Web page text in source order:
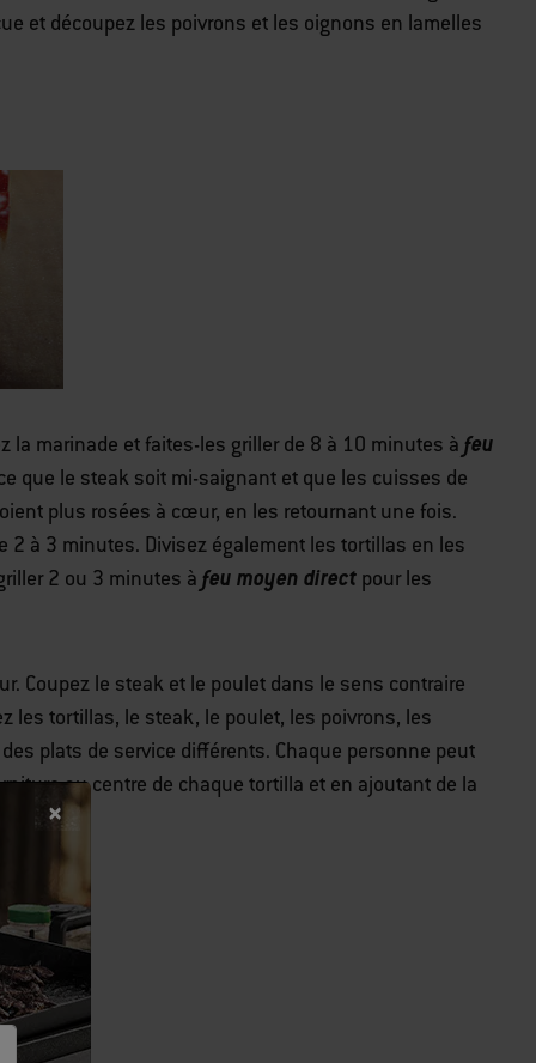
et découpez les poivrons et les oignons en lamelles
la marinade et faites-les griller de 8 à 10 minutes à feu
que le steak soit mi-saignant et que les cuisses de
plus rosées à cœur, en les retournant une fois.
2 à 3 minutes. Divisez également les tortillas en les
2 ou 3 minutes à feu moyen directpour les
Coupez le steak et le poulet dans le sens contraire
les tortillas, le steak, le poulet, les poivrons, les
plats de service différents. Chaque personne peut
au centre de chaque tortilla et en ajoutant de la